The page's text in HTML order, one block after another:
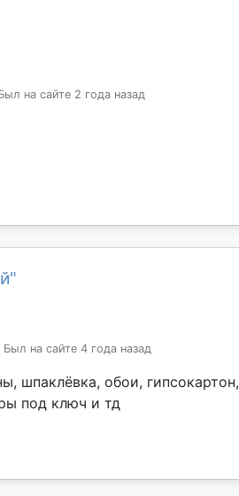
на сайте 2 года назад
Был на сайте 4 года назад
шпаклёвка, обои, гипсокартон,
под ключ и тд